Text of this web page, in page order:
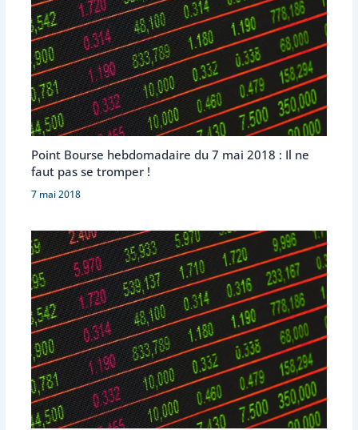
Point Bourse hebdomadaire du 7 mai 2018 : Il ne
faut pas se tromper !
7 mai 2018